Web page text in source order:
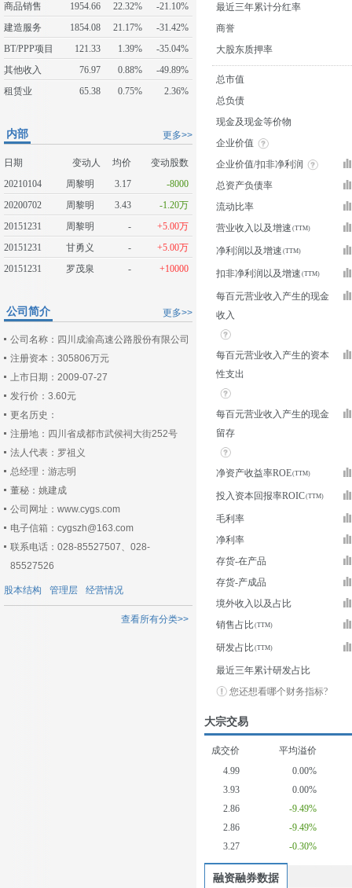
商品销售 1954.66 22.32%
-21.10%
建造服务
1854.08 21.17%
-31.42%
BT/PPP项目
121.33 1.39%
-35.04%
其他收入
76.97 0.88%
-49.89%
租赁业
65.38 0.75% 2.36%
更多>>
内部
日期 变动人 均价
变动股数
20210104
周黎明 3.17
-8000
20200702
周黎明 3.43
-1.20万
20151231
周黎明 -
+5.00万
20151231
甘勇义 -
+5.00万
20151231
罗茂泉 - +10000
更多>>
公司简介
公司名称：四川成渝高速公路股份有限公司
注册资本：305806万元
上市日期：2009-07-27
发行价：3.60元
更名历史：
注册地：四川省成都市武侯祠大街252号
法人代表：罗祖义
总经理：游志明
董秘：姚建成
公司网址：www.cygs.com
电子信箱：cygszh@163.com
联系电话：028-85527507、028-
85527526
股本结构 管理层 经营情况
查看所有分类>>
最近三年累计分红率
商誉
大股东质押率
总市值
总负债
现金及现金等价物
企业价值
企业价值/扣非净利润
总资产负债率
流动比率
营业收入以及增速
净利润以及增速
扣非净利润以及增速
每百元营业收入产生的现金
收入
每百元营业收入产生的资本
性支出
每百元营业收入产生的现金
留存
净资产收益率ROE
投入资本回报率ROIC
毛利率
净利率
存货-在产品
存货-产成品
境外收入以及占比
销售占比
研发占比
最近三年累计研发占比
您还想看哪个财务指标?
大宗交易
成交价
平均溢价
4.99
0.00%
3.93
0.00%
2.86
-9.49%
2.86
-9.49%
3.27
-0.30%
融资融券数据